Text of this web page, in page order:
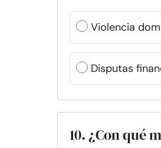
Violencia
Disputas
10. ¿Con qué